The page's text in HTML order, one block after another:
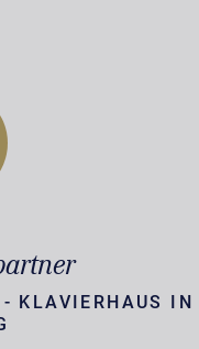
KLAVIERHAUS IN